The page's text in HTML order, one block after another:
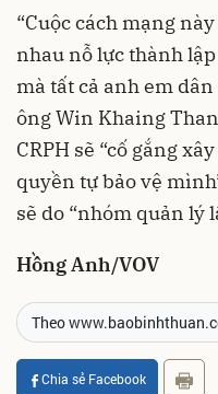
“Cuộc cách mạng
nhau nỗ lực thành
mà tất cả anh em
ông Win Khaing
CRPH sẽ “cố gắng
quyền tự bảo vệ
sẽ do “nhóm quản lý
Hồng Anh/VOV
Theo
Chia sẻ Facebook